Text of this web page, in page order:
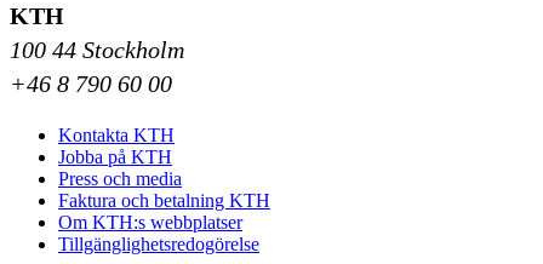
KTH
100 44 Stockholm
+46 8 790 60 00
Kontakta KTH
Jobba på KTH
Press och media
Faktura och betalning KTH
Om KTH:s webbplatser
Tillgänglighetsredogörelse